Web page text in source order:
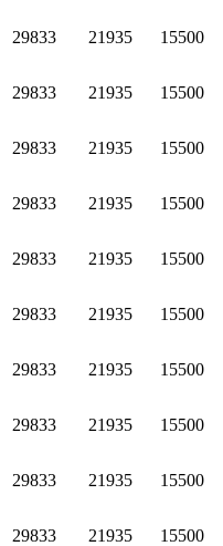
29833 21935 15500
29833 21935 15500
29833 21935 15500
29833 21935 15500
29833 21935 15500
29833 21935 15500
29833 21935 15500
29833 21935 15500
29833 21935 15500
29833 21935 15500